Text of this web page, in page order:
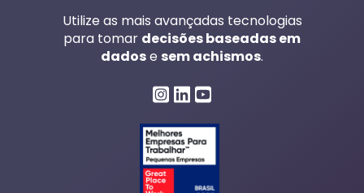
Utilize as mais avançadas tecnologias
para tomar decisões baseadas em
dadose sem achismos.